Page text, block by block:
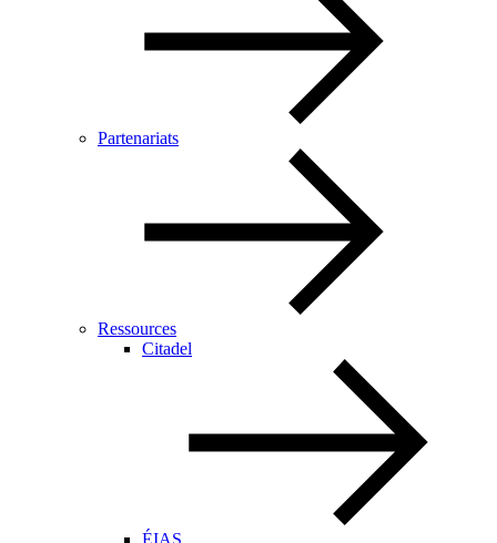
Partenariats
Ressources
Citadel